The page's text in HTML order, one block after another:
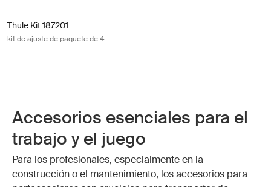
Thule Kit 187201
kit de ajuste de paquete de 4
Accesorios esenciales para el
trabajo y el juego
Para los profesionales, especialmente en la
construcción o el mantenimiento, los accesorios para